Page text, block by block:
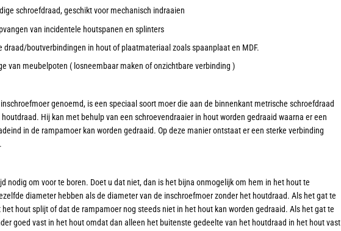
schroefdraad, geschikt voor mechanisch indraaien
van incidentele houtspanen en splinters
draad/boutverbindingen in hout of plaatmateriaal zoals spaanplaat en MDF.
van meubelpoten ( losneembaar maken of onzichtbare verbinding )
genoemd, is een speciaal soort moer die aan de binnenkant metrische schroefdraad
Hij kan met behulp van een schroevendraaier in hout worden gedraaid waarna er een
in de rampamoer kan worden gedraaid. Op deze manier ontstaat er een sterke verbinding
nodig om voor te boren. Doet u dat niet, dan is het bijna onmogelijk om hem in het hout te
diameter hebben als de diameter van de inschroefmoer zonder het houtdraad. Als het gat te
hout splijt of dat de rampamoer nog steeds niet in het hout kan worden gedraaid. Als het gat te
goed vast in het hout omdat dan alleen het buitenste gedeelte van het houtdraad in het hout vast